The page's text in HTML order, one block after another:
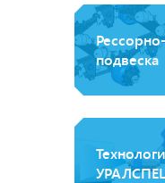
подвеска